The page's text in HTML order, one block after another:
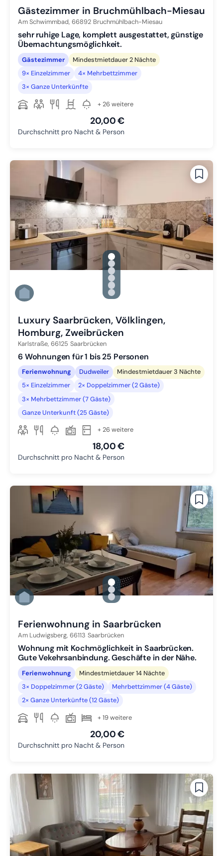
Gästezimmer in Bruchmühlbach-Miesau
Am Schwimmbad, 66892 Bruchmühlbach-Miesau
sehr ruhige Lage, komplett ausgestattet, günstige
Übernachtungsmöglichkeit.
Gästezimmer
Mindestmietdauer 2 Nächte
9× Einzelzimmer
4× Mehrbettzimmer
3× Ganze Unterkünfte
+ 26 weitere
20,00 €
Durchschnitt pro Nacht & Person
gallery.slide_selector
Zu Slide 1 wechseln
Zu Slide 2 wechseln
Zu Slide 3 wechseln
Zu Slide 4 wechseln
Zu Slide 5 wechseln
Zu Slide 6 wechseln
Luxury Saarbrücken, Völklingen,
Homburg, Zweibrücken
Karlstraße, 66125 Saarbrücken
6 Wohnungen für 1 bis 25 Personen
Ferienwohnung Dudweiler
Mindestmietdauer 3 Nächte
5× Einzelzimmer
2× Doppelzimmer (2 Gäste)
3× Mehrbettzimmer (7 Gäste)
Ganze Unterkunft (25 Gäste)
+ 26 weitere
18,00 €
Durchschnitt pro Nacht & Person
gallery.slide_selector
Zu Slide 1 wechseln
Zu Slide 2 wechseln
Zu Slide 3 wechseln
Ferienwohnung in Saarbrücken
Am Ludwigsberg, 66113 Saarbrücken
Wohnung mit Kochmöglichkeit in Saarbrücken.
Gute Vekehrsanbindung. Geschäfte in der Nähe.
Ferienwohnung
Mindestmietdauer 14 Nächte
3× Doppelzimmer (2 Gäste)
Mehrbettzimmer (4 Gäste)
2× Ganze Unterkünfte (12 Gäste)
+ 19 weitere
20,00 €
Durchschnitt pro Nacht & Person